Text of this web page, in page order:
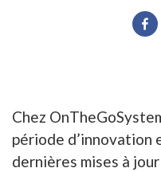
Chez
période d’innovation
dernières mises à